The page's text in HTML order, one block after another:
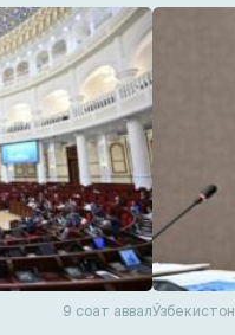
9 соат аввалЎзбекистон